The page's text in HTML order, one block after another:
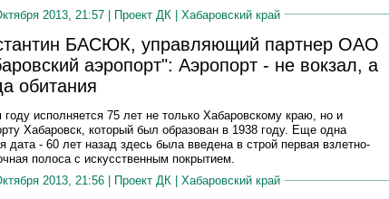
2013, 21:57 | Проект ДК | Хабаровский край
БАСЮК, управляющий партнер ОАО
аэропорт": Аэропорт - не вокзал, а
обитания
году исполняется 75 лет не только Хабаровскому краю, но и
Хабаровск, который был образован в 1938 году. Еще одна
дата - 60 лет назад здесь была введена в строй первая взлетно-
полоса с искусственным покрытием.
2013, 21:56 |
Проект ДК Хабаровский край